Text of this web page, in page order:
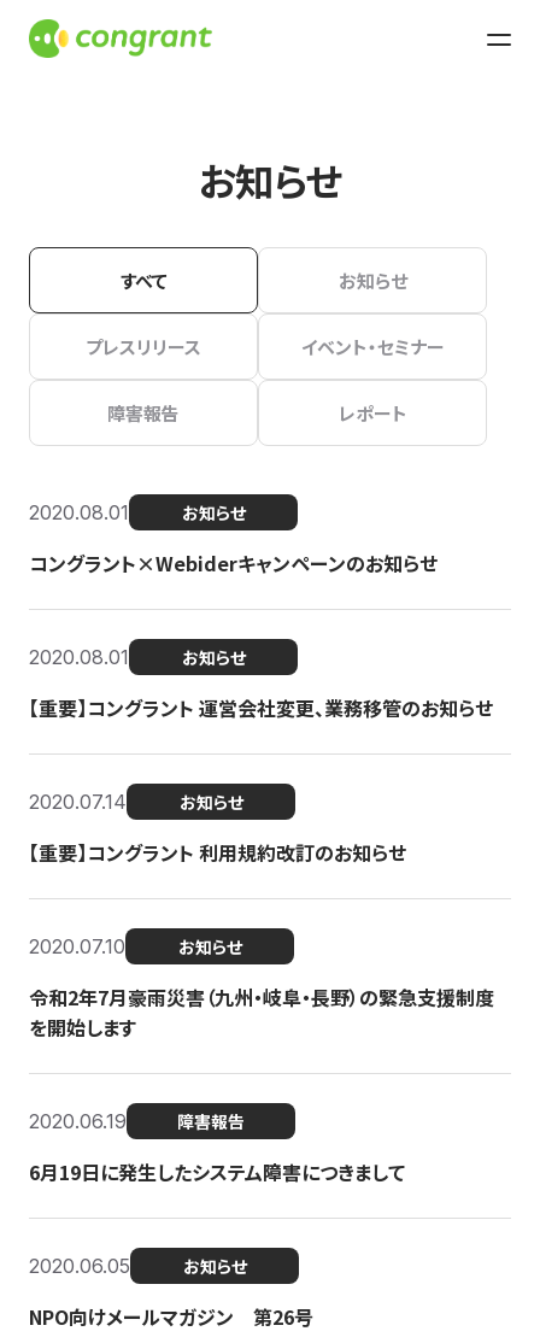
お知らせ
すべて お知らせ
プレスリリース イベント・セミナー
障害報告 レポート
2020.08.01 お知らせ
コングラント×Webiderキャンペーンのお知らせ
2020.08.01 お知らせ
【重要】コングラント 運営会社変更、業務移管のお知らせ
2020.07.14 お知らせ
【重要】コングラント 利用規約改訂のお知らせ
2020.07.10 お知らせ
令和2年7月豪雨災害（九州・岐阜・長野）の緊急支援制度
を開始します
2020.06.19 障害報告
6月19日に発生したシステム障害につきまして
2020.06.05 お知らせ
NPO向けメールマガジン 第26号